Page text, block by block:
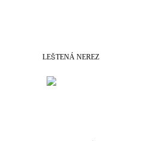
LEŠTENÁ NEREZ